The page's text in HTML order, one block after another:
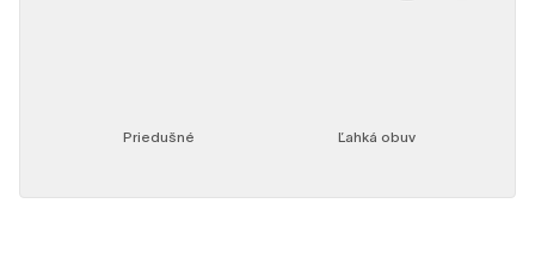
Priedušné Ľahká obuv